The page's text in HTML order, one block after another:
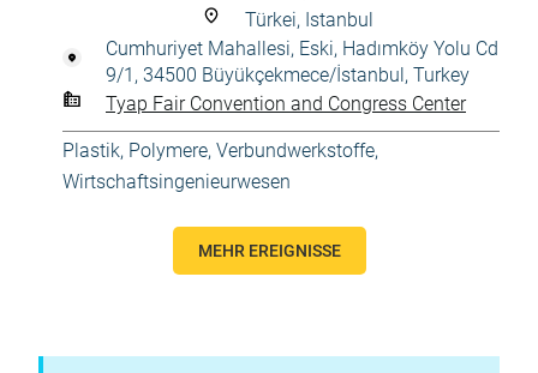
Türkei, Istanbul
Cumhuriyet Mahallesi, Eski, Hadımköy Yolu Cd
9/1, 34500 Büyükçekmece/İstanbul, Turkey
Tyap Fair Convention and Congress Center
Plastik, Polymere, Verbundwerkstoffe,
Wirtschaftsingenieurwesen
MEHR EREIGNISSE